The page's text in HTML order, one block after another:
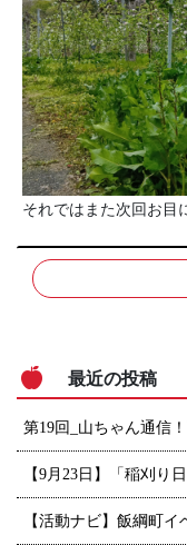
それではまた次回お目
最近の投稿
第19回_山ちゃん通信
【9月23日】「稲刈り
【活動ナビ】飯綱町イ